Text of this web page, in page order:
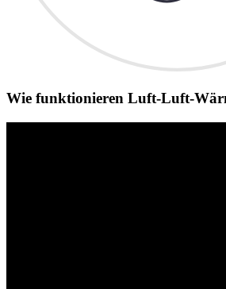
Wie funktionieren Luft-Luft-